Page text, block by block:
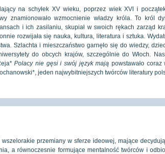
na schyłek XV wieku, poprzez wiek XVI i
znamionowało wzmocnienie władzy króla. To król
i ich zasilaniu, skupiał w swoich rękach zarząd
rozwijała się nauka, kultura, literatura i sztuka.
Szlachta i mieszczaństwo garnęło się do wiedzy,
do obcych krajów, szczególnie do Włoch.
Polacy nie gęsi i swój język mają powstawało
jeden najwybitniejszych twórców literatury
wszelorakie przemiany w sferze ideowej, mające
a równoczesnie formujące mentalność twórców i